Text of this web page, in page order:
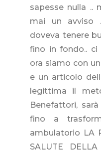
sapesse nulla ..
mai un avviso
doveva tenere
fino in fondo.. ci
ora siamo con
e un articolo
legittima il
Benefattori,
fino a
ambulatorio LA
SALUTE